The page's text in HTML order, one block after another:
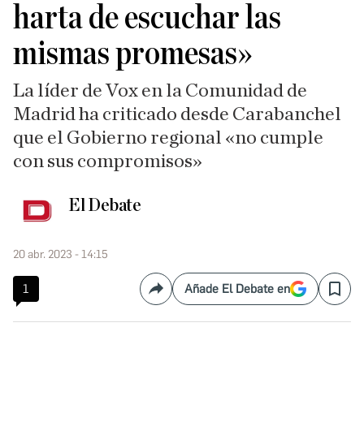
harta de escuchar las
mismas promesas»
La líder de Vox en la Comunidad de
Madrid ha criticado desde Carabanchel
que el Gobierno regional «no cumple
con sus compromisos»
El Debate
20 abr. 2023 - 14:15
1 CompartirAñade El Debate en Save